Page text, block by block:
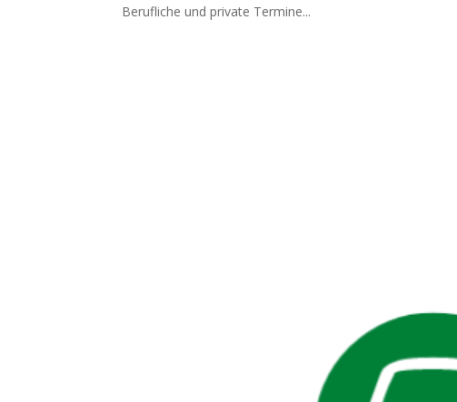
Berufliche und private Termine...